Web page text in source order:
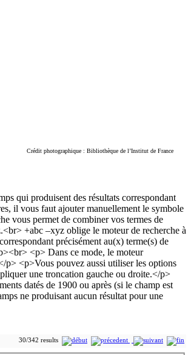
Crédit photographique : Bibliothèque de l’Institut de France
30/342 results